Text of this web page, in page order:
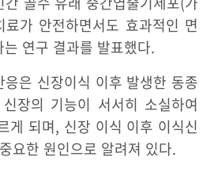
가 안전하면서도 효과적인 면
연구 결과를 발표했다.
은 신장이식 이후 발생한 동종
장의 기능이 서서히 소실하여
게 되며, 신장 이식 이후 이식신
요한 원인으로 알려져 있다.